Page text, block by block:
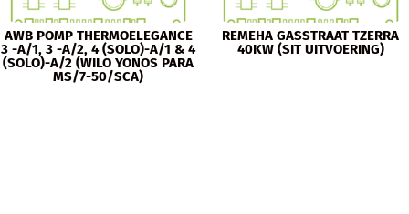
AWB POMP THERMOELEGANCE
3 -A/1, 3 -A/2, 4 (SOLO)-A/1 & 4
(SOLO)-A/2 (WILO YONOS PARA
MS/7-50/SCA)
REMEHA GASSTRAAT TZERRA
40KW (SIT UITVOERING)